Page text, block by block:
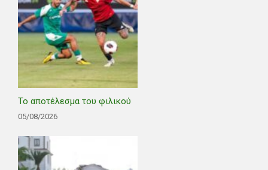
Το αποτέλεσμα του φιλικού
05/08/2026